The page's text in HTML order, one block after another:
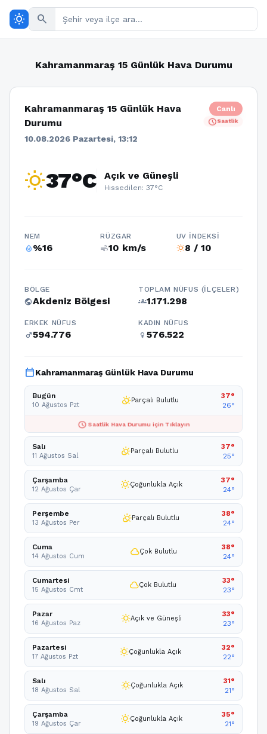
wb_sunny search
Kahramanmaraş 15 Günlük Hava Durumu
Kahramanmaraş 15 Günlük Hava
Durumu
10.08.2026 Pazartesi, 13:12
Canlı
scheduleSaatlik
wb_sunny37°C Açık ve Güneşli
Hissedilen: 37°C
NEM
humidity_percentage%16
RÜZGAR
air10 km/s
UV İNDEKSI
wb_sunny8 / 10
BÖLGE
publicAkdeniz Bölgesi
TOPLAM NÜFUS (İLÇELER)
groups1.171.298
ERKEK NÜFUS
male594.776
KADIN NÜFUS
female 576.522
calendar_todayKahramanmaraş Günlük Hava Durumu
Bugün
10 Ağustos Pzt partly_cloudy_dayParçalı Bulutlu
37°
26°
schedule Saatlik Hava Durumu için Tıklayın
Salı
11 Ağustos Sal partly_cloudy_dayParçalı Bulutlu
37°
25°
Çarşamba
12 Ağustos Çar wb_sunnyÇoğunlukla Açık
37°
24°
Perşembe
13 Ağustos Per partly_cloudy_dayParçalı Bulutlu
38°
24°
Cuma
14 Ağustos Cum cloudÇok Bulutlu
38°
24°
Cumartesi
15 Ağustos Cmt cloudÇok Bulutlu
33°
23°
Pazar
16 Ağustos Paz wb_sunnyAçık ve Güneşli
33°
23°
Pazartesi
17 Ağustos Pzt wb_sunnyÇoğunlukla Açık
32°
22°
Salı
18 Ağustos Sal wb_sunnyÇoğunlukla Açık
31°
21°
Çarşamba
19 Ağustos Çar wb_sunnyÇoğunlukla Açık
35°
21°